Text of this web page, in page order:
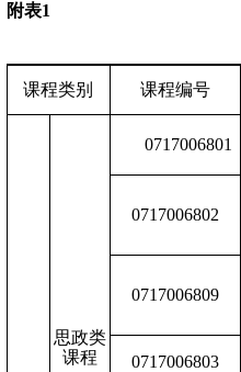
附表1
课程类别 课程编号
思政类
课程
0717006801
0717006802
0717006809
0717006803